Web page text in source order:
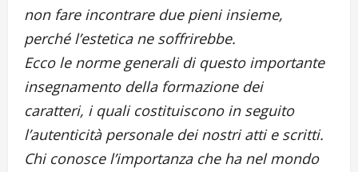
non fare incontrare due pieni insieme,
perché l’estetica ne soffrirebbe.
Ecco le norme generali di questo importante
insegnamento della formazione dei
caratteri, i quali costituiscono in seguito
l’autenticità personale dei nostri atti e scritti.
Chi conosce l’importanza che ha nel mondo